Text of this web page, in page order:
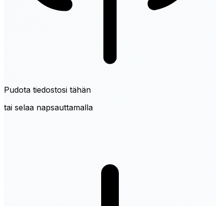
Pudota tiedostosi tähän
tai selaa napsauttamalla